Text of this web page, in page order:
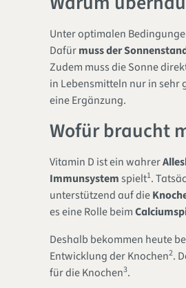
Unter optimalen
Dafürmuss der
Zudem muss die Sonne
in Lebensmitteln nur in sehr
eine Ergänzung.
Wofür braucht
Vitamin D ist ein wahrer
Immunsystemspielt1.
unterstützend auf die
es eine Rolle beim
Deshalb bekommen heute
Entwicklung der Knochen2.
für die Knochen3.